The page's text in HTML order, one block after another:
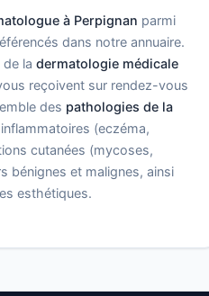
à Perpignan parmi
dans notre annuaire.
la dermatologie médicale
reçoivent sur rendez-vous
des pathologies de la
(eczéma,
cutanées (mycoses,
bénignes et malignes, ainsi
esthétiques.